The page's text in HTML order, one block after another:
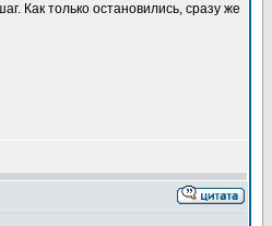
Как только остановились, сразу же